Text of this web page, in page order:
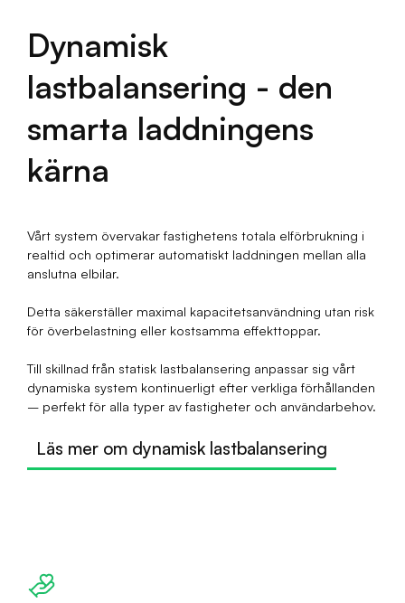
Dynamisk
lastbalansering - den
smarta laddningens
kärna
Vårt system övervakar fastighetens totala elförbrukning i
realtid och optimerar automatiskt laddningen mellan alla
anslutna elbilar.
Detta säkerställer maximal kapacitetsanvändning utan risk
för överbelastning eller kostsamma effekttoppar.
Till skillnad från statisk lastbalansering anpassar sig vårt
dynamiska system kontinuerligt efter verkliga förhållanden
– perfekt för alla typer av fastigheter och användarbehov.
Läs mer om dynamisk lastbalansering